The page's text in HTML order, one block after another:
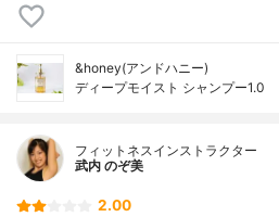
&honey(アンドハニー)
ディープモイスト シャンプー1.0
フィットネスインストラクター
武内 のぞ美
2.00